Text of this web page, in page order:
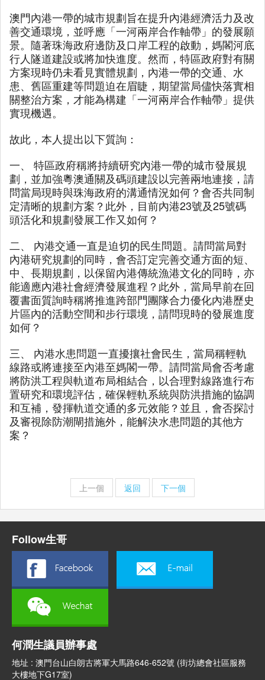
澳門內港一帶的城市規劃旨在提升內港經濟活力及改
善交通環境，並呼應「一河兩岸合作軸帶」的發展願
景。隨著珠海政府邊防及口岸工程的啟動，媽閣河底
行人隧道建設或將加快進度。然而，特區政府對有關
方案現時仍未看見實體規劃，內港一帶的交通、水
患、舊區重建等問題迫在眉睫，期望當局儘快落實相
關整治方案，才能為構建「一河兩岸合作軸帶」提供
實現機遇。
故此，本人提出以下質詢：
一、 特區政府稱將持續研究內港一帶的城市發展規
劃，並加強粵澳通關及碼頭建設以完善兩地連接，請
問當局現時與珠海政府的溝通情況如何？會否共同制
定清晰的規劃方案？此外，目前內港23號及25號碼
頭活化和規劃發展工作又如何？
二、 內港交通一直是迫切的民生問題。請問當局對
內港研究規劃的同時，會否訂定完善交通方面的短、
中、長期規劃，以保留內港傳統漁港文化的同時，亦
能適應內港社會經濟發展進程？此外，當局早前在回
覆書面質詢時稱將推進跨部門團隊合力優化內港歷史
片區內的活動空間和步行環境，請問現時的發展進度
如何？
三、 內港水患問題一直擾攘社會民生，當局稱輕軌
線路或將連接至內港至媽閣一帶。請問當局會否考慮
將防洪工程與軌道布局相結合，以合理對線路進行布
置研究和環境評估，確保輕軌系統與防洪措施的協調
和互補，發揮軌道交通的多元效能？並且，會否探討
及審視除防潮閘措施外，能解決水患問題的其他方
案？
上一個 返回 下一個
Follow生哥
何潤生議員辦事處
地址 : 澳門台山白朗古將軍大馬路646-652號 (街坊總會社區服務
大樓地下G17室)